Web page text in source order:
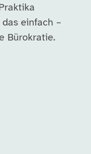
einfach –
Bürokratie.